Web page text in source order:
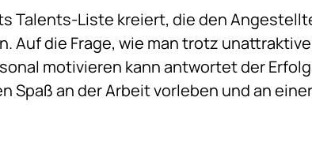
Talents-Liste kreiert, die den
Auf die Frage, wie man trotz
motivieren kann antwortet der
Spaß an der Arbeit vorleben und an